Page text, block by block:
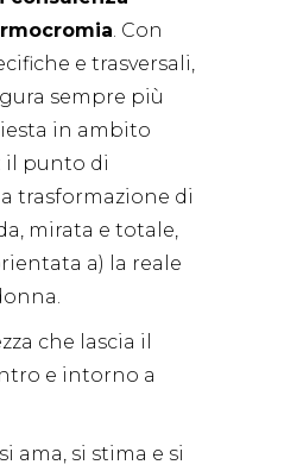
. Con
e trasversali,
sempre più
in ambito
il punto di
trasformazione di
mirata e totale,
a) la reale
che lascia il
e intorno a
ama, si stima e si